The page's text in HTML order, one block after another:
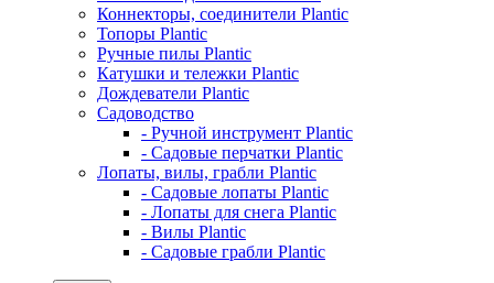
Коннекторы, соединители Plantic
Топоры Plantic
Ручные пилы Plantic
Катушки и тележки Plantic
Дождеватели Plantic
Садоводство
- Ручной инструмент Plantic
- Садовые перчатки Plantic
Лопаты, вилы, грабли Plantic
- Садовые лопаты Plantic
- Лопаты для снега Plantic
- Вилы Plantic
- Садовые грабли Plantic